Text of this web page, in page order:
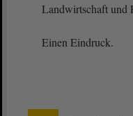
Landwirtschaft und
Einen Eindruck.